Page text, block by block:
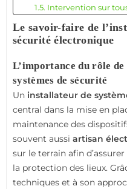
1.5. Intervention sur
1.6. Un installateur
compatibles TIKE
1.8. La formation
technologique
1.9. Relation client : un
terme
1.10. Le dépannage :
2. Conclusion : un savoir-
durable
Le savoir-faire de
sécurité électronique
L’importance du rôle
systèmes de sécurité
Un installateur de
central dans la mise en
maintenance des
souvent aussi artisan
sur le terrain afin
la protection des lieux.
techniques et à son